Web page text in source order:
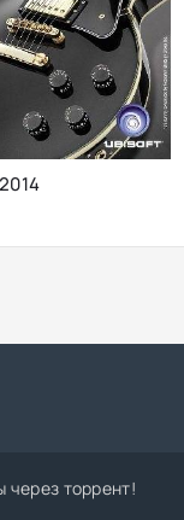
через торрент!